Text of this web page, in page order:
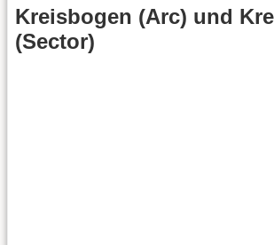
Kreisbogen (Arc) und
(Sector)